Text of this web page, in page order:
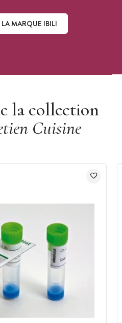
MARQUE IBILI
la collection
Cuisine